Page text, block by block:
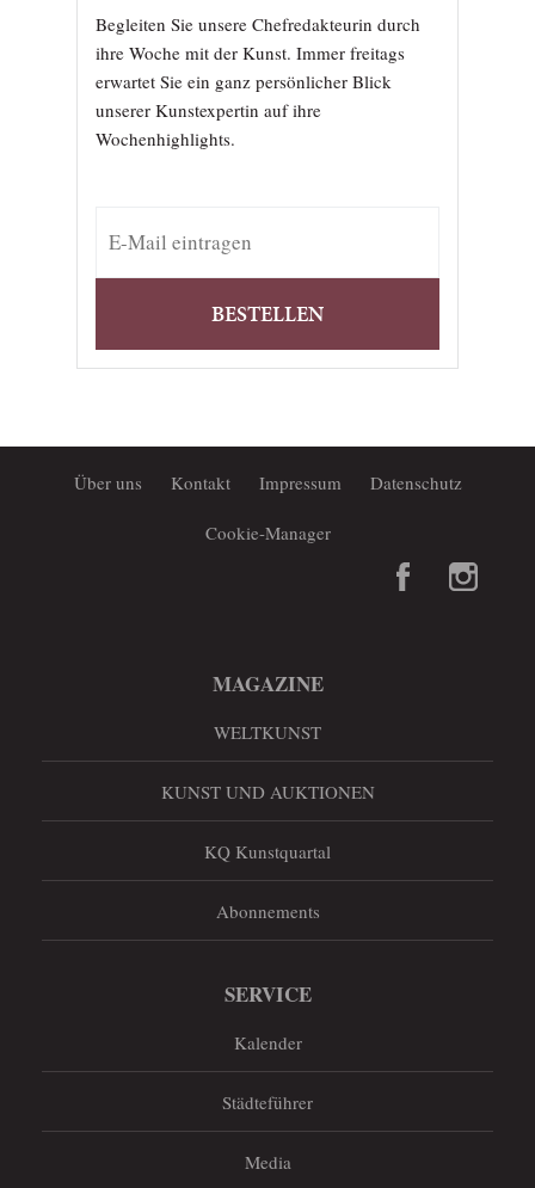
Begleiten Sie unsere Chefredakteurin durch
ihre Woche mit der Kunst. Immer freitags
erwartet Sie ein ganz persönlicher Blick
unserer Kunstexpertin auf ihre
Wochenhighlights.
BESTELLEN
Über uns Kontakt Impressum Datenschutz
Cookie-Manager
MAGAZINE
WELTKUNST
KUNST UND AUKTIONEN
KQ Kunstquartal
Abonnements
SERVICE
Kalender
Städteführer
Media